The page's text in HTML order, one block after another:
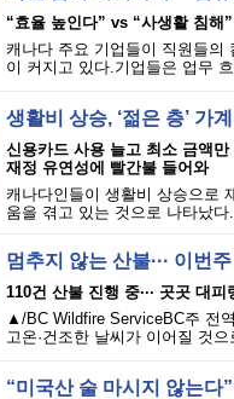
“효율 높인다” vs “사생활 침해”
캐나다 주요 기업들이 직원들의
이 커지고 있다.기업들은 업무
생활비 상승, ‘젊은 층’ 가
신용카드 사용 늘고 최소 금액만
재정 유연성에 빨간불 들어와
캐나다인들이 생활비 상승으로
움을 겪고 있는 것으로 나타났
멈추지 않는 산불··· 이번
110건 산불 진행 중··· 곳곳 대피
▲/BC Wildfire ServiceBC주 전
고온·건조한 날씨가 이어질 것
“미국산 술 마시지 않는다